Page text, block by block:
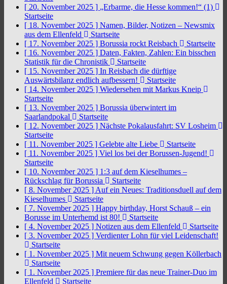
[ 20. November 2025 ] „Erbarme, die Hesse kommen!“ (1)
Startseite
[ 18. November 2025 ] Namen, Bilder, Notizen – Newsmix
aus dem Ellenfeld
Startseite
[ 17. November 2025 ] Borussia rockt Reisbach
Startseite
[ 16. November 2025 ] Daten, Fakten, Zahlen: Ein bisschen
Statistik für die Chronistik
Startseite
[ 15. November 2025 ] In Reisbach die dürftige
Auswärtsbilanz endlich aufbessern!
Startseite
[ 14. November 2025 ] Wiedersehen mit Markus Kneip
Startseite
[ 13. November 2025 ] Borussia überwintert im
Saarlandpokal
Startseite
[ 12. November 2025 ] Nächste Pokalausfahrt: SV Losheim
Startseite
[ 11. November 2025 ] Gelebte alte Liebe
Startseite
[ 11. November 2025 ] Viel los bei der Borussen-Jugend!
Startseite
[ 10. November 2025 ] 1:3 auf dem Kieselhumes –
Rückschlag für Borussia
Startseite
[ 8. November 2025 ] Auf ein Neues: Traditionsduell auf dem
Kieselhumes
Startseite
[ 7. November 2025 ] Happy birthday, Horst Schauß – ein
Borusse im Unterhemd ist 80!
Startseite
[ 4. November 2025 ] Notizen aus dem Ellenfeld
Startseite
[ 3. November 2025 ] Verdienter Lohn für viel Leidenschaft!
Startseite
[ 1. November 2025 ] Mit neuem Schwung gegen Köllerbach
Startseite
[ 1. November 2025 ] Premiere für das neue Trainer-Duo im
Ellenfeld
Startseite